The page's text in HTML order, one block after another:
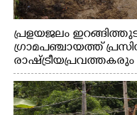
പ്രളയജലം
ഗ്രാമപഞ്ചായത്ത്
അടിഞ്ഞ് കൂടിയ
നീക്കം ചെയ്യുന്നു.